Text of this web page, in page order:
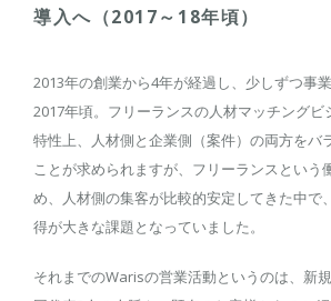
導入へ（2017～18年頃）
2013年の創業から4年が経過し、少しずつ事
2017年頃。フリーランスの人材マッチングビ
特性上、人材側と企業側（案件）の両方をバ
ことが求められますが、フリーランスという
め、人材側の集客が比較的安定してきた中で
得が大きな課題となっていました。
それまでのWarisの営業活動というのは、新